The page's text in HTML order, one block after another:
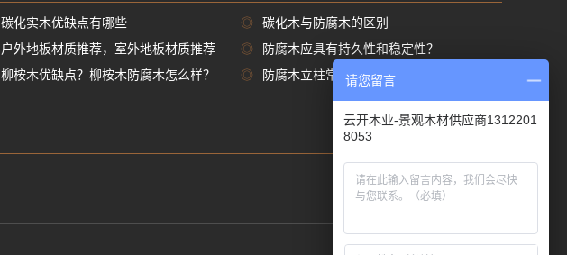
碳化实木优缺点有哪些 ◎
碳化木与防腐木的区别
户外地板材质推荐，室外地板材质推荐 ◎
防腐木应具有持久性和稳定性？
柳桉木优缺点？柳桉木防腐木怎么样？ ◎ 防腐木立柱常用尺寸规格都有那些
请您留言
云开木业-景观木材供应商1312201
8053